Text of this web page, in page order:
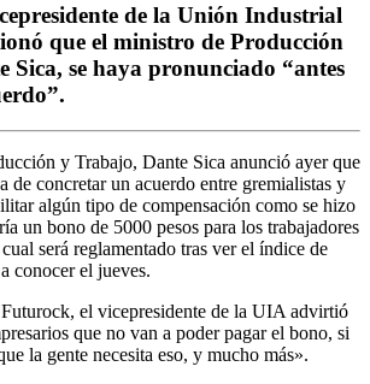
de la Unión Industrial
que el ministro de Producción
Sica, se haya pronunciado “antes
y Trabajo, Dante Sica anunció ayer que
de concretar un acuerdo entre gremialistas y
algún tipo de compensación como se hizo
un bono de 5000 pesos para los trabajadores
será reglamentado tras ver el índice de
conocer el jueves.
el vicepresidente de la UIA advirtió
que no van a poder pagar el bono, si
la gente necesita eso, y mucho más».